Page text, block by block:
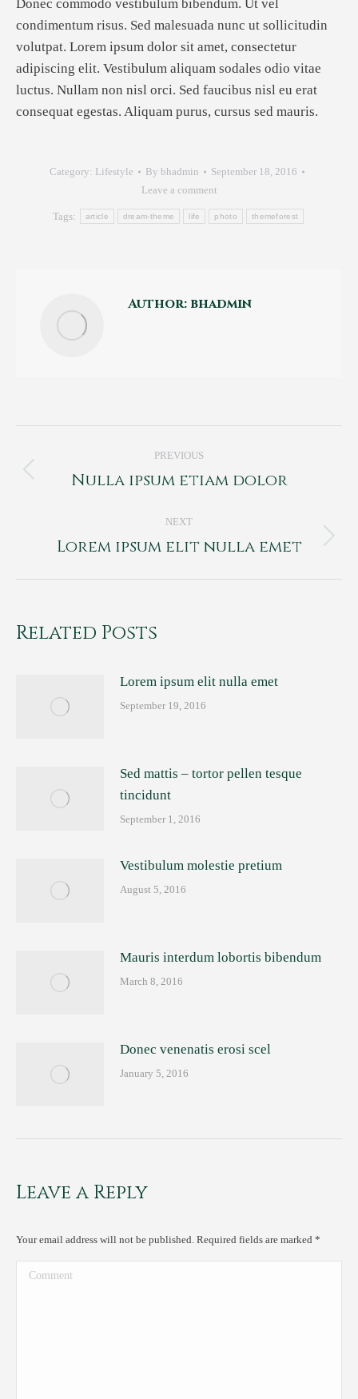
Donec commodo vestibulum bibendum. Ut vel
condimentum risus. Sed malesuada nunc ut sollicitudin
volutpat. Lorem ipsum dolor sit amet, consectetur
adipiscing elit. Vestibulum aliquam sodales odio vitae
luctus. Nullam non nisl orci. Sed faucibus nisl eu erat
consequat egestas. Aliquam purus, cursus sed mauris.
Category: Lifestyle By bhadmin
September 18, 2016
Leave a comment
Tags: article dream-theme life photo themeforest
Author: bhadmin
navigation
PREVIOUS
Previous
Nulla ipsum etiam dolor
NEXT
Next
Lorem ipsum elit nulla emet
Related Posts
Lorem ipsum elit nulla emet
September 19, 2016
Sed mattis – tortor pellen tesque
tincidunt
September 1, 2016
Vestibulum molestie pretium
August 5, 2016
Mauris interdum lobortis bibendum
March 8, 2016
Donec venenatis erosi scel
January 5, 2016
Leave a Reply
Your email address will not be published. Required fields are marked *
Comment